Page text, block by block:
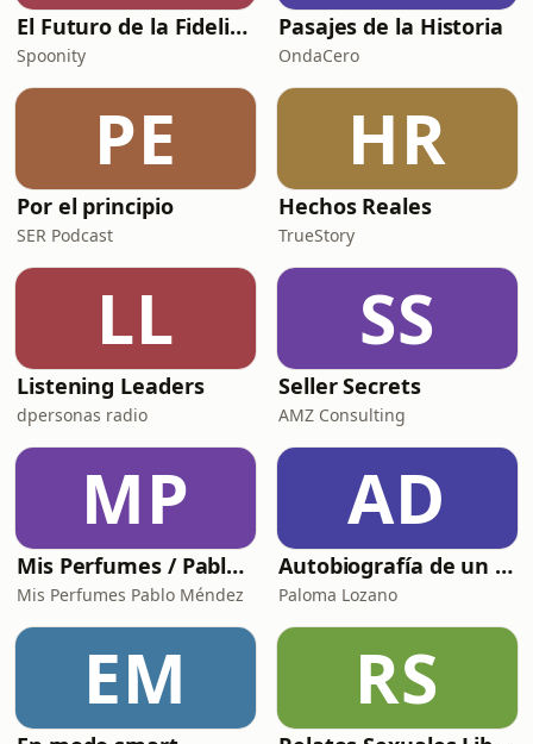
El Futuro de la Fidelización
Spoonity
Pasajes de la Historia
OndaCero
PE
Por el principio
SER Podcast
HR
Hechos Reales
TrueStory
LL
Listening Leaders
dpersonas radio
SS
Seller Secrets
AMZ Consulting
MP
Mis Perfumes / Pablo Méndez
Mis Perfumes Pablo Méndez
AD
Autobiografía de un Yogui con sitar
Paloma Lozano
EM RS